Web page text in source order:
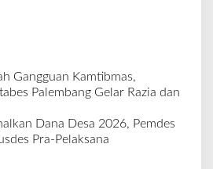
Gangguan Kamtibmas,
Palembang Gelar Razia dan
Dana Desa 2026, Pemdes
Pra-Pelaksana